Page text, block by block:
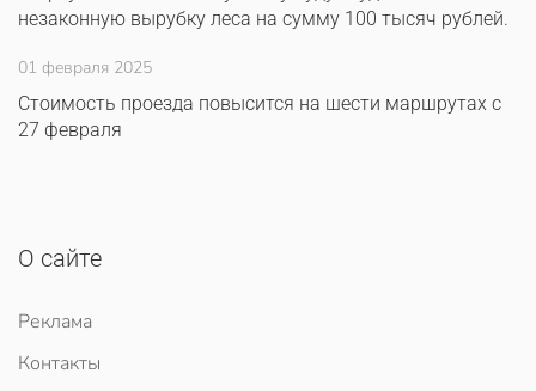
незаконную вырубку леса на сумму 100 тысяч рублей.
01 февраля 2025
Стоимость проезда повысится на шести маршрутах с
27 февраля
О сайте
Реклама
Контакты